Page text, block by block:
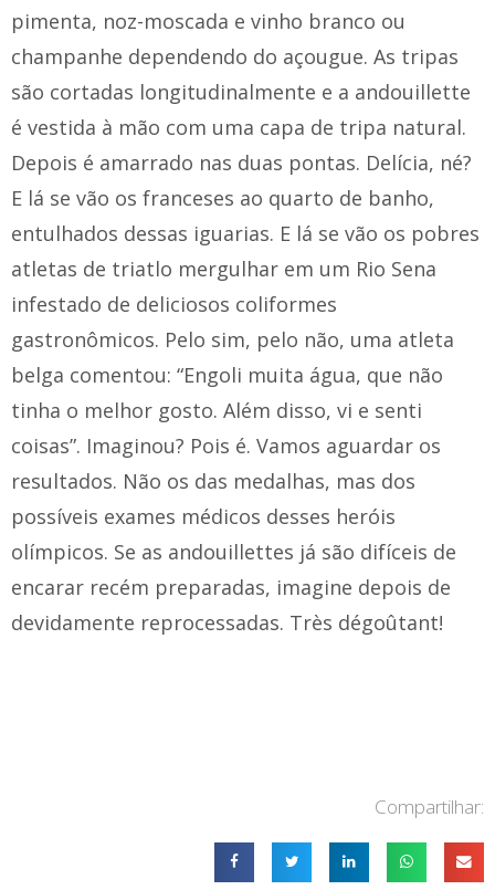
pimenta, noz-moscada e vinho branco ou
champanhe dependendo do açougue. As tripas
são cortadas longitudinalmente e a andouillette
é vestida à mão com uma capa de tripa natural.
Depois é amarrado nas duas pontas. Delícia, né?
E lá se vão os franceses ao quarto de banho,
entulhados dessas iguarias. E lá se vão os pobres
atletas de triatlo mergulhar em um Rio Sena
infestado de deliciosos coliformes
gastronômicos. Pelo sim, pelo não, uma atleta
belga comentou: “Engoli muita água, que não
tinha o melhor gosto. Além disso, vi e senti
coisas”. Imaginou? Pois é. Vamos aguardar os
resultados. Não os das medalhas, mas dos
possíveis exames médicos desses heróis
olímpicos. Se as andouillettes já são difíceis de
encarar recém preparadas, imagine depois de
devidamente reprocessadas. Très dégoûtant!
Compartilhar: